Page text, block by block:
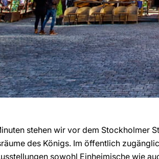
stehen wir vor dem Stockholmer
des Königs. Im öffentlich
sowohl Einheimische wie